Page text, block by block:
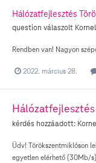
Hálózatfejlesztés
question válaszolt
Rendben van! Nagyon
2022. március 28.
kérdés hozzáadott:
Üdv! Törökszentmiklóson
egyetlen elérhető (30Mb/